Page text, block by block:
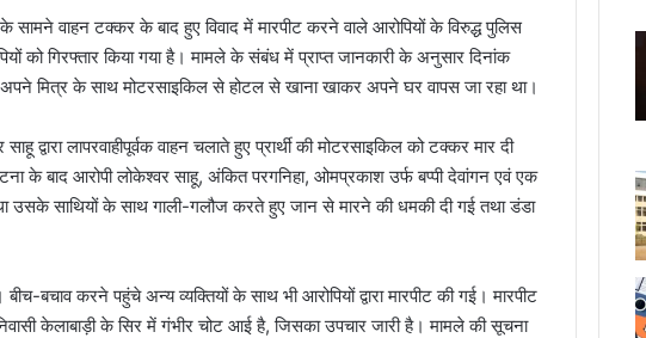
के सामने वाहन टक्कर के बाद हुए विवाद में मारपीट करने वाले आरोपियों के विरुद्ध पुलिस
को गिरफ्तार किया गया है। मामले के संबंध में प्राप्त जानकारी के अनुसार दिनांक
मित्र के साथ मोटरसाइकिल से होटल से खाना खाकर अपने घर वापस जा रहा था।
द्वारा लापरवाहीपूर्वक वाहन चलाते हुए प्रार्थी की मोटरसाइकिल को टक्कर मार दी
के बाद आरोपी लोकेश्वर साहू, अंकित परगनिहा, ओमप्रकाश उर्फ बप्पी देवांगन एवं एक
तथा उसके साथियों के साथ गाली-गलौज करते हुए जान से मारने की धमकी दी गई तथा डंडा
बचाव करने पहुंचे अन्य व्यक्तियों के साथ भी आरोपियों द्वारा मारपीट की गई। मारपीट
केलाबाड़ी के सिर में गंभीर चोट आई है, जिसका उपचार जारी है। मामले की सूचना